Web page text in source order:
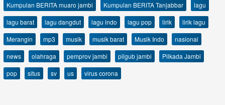
Kumpulan BERITA muaro jambi
Kumpulan BERITA Tanjabbar
lagu
lagu barat
lagu dangdut lagu indo lagu pop lirik
lirik lagu
Merangin
mp3 musik musik barat Musik Indo
nasional
news
olahraga pemprov jambi pilgub jambi
Pilkada Jambi
pop
situs sv us virus corona